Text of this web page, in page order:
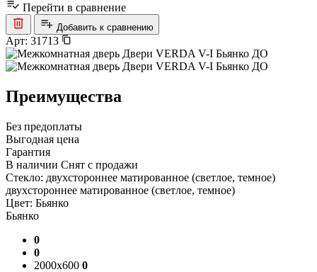
Перейти в сравнение
Добавить к сравнению
Арт: 31713
Преимущества
Без предоплаты
Выгодная цена
Гарантия
В наличии Снят с продажи
Стекло: двухстороннее матированное (светлое, темное)
двухстороннее матированное (светлое, темное)
Цвет: Бьянко
Бьянко
0
0
2000x600 0